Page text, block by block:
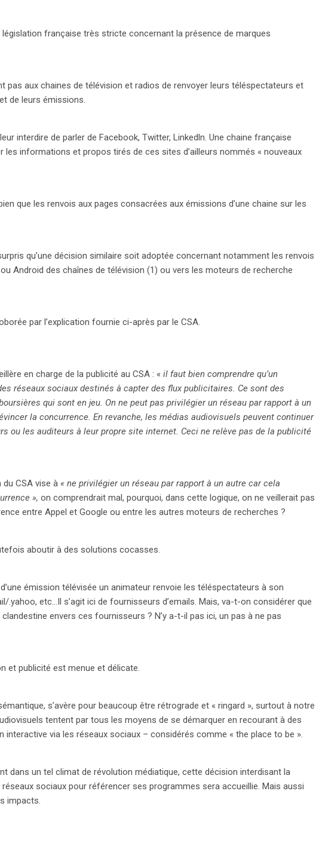
française très stricte concernant la présence de marques
pas aux chaines de télévision et radios de renvoyer leurs téléspectateurs et
de leurs émissions.
interdire de parler de Facebook, Twitter, Linkedln. Une chaine française
informations et propos tirés de ces sites d’ailleurs nommés « nouveaux
que les renvois aux pages consacrées aux émissions d’une chaine sur les
qu’une décision similaire soit adoptée concernant notamment les renvois
Android des chaînes de télévision (1) ou vers les moteurs de recherche
par l’explication fournie ci-après par le CSA.
en charge de la publicité au CSA : « il faut bien comprendre qu’un
réseaux sociaux destinés à capter des flux publicitaires. Ce sont des
qui sont en jeu. On ne peut pas privilégier un réseau par rapport à un
la concurrence. En revanche, les médias audiovisuels peuvent continuer
ou les auditeurs à leur propre site internet. Ceci ne relève pas de la publicité
CSA vise à « ne privilégier un réseau par rapport à un autre car cela
», on comprendrait mal, pourquoi, dans cette logique, on ne veillerait pas
entre Appel et Google ou entre les autres moteurs de recherches ?
aboutir à des solutions cocasses.
émission télévisée un animateur renvoie les téléspectateurs à son
.yahoo, etc…Il s’agit ici de fournisseurs d’emails. Mais, va-t-on considérer que
envers ces fournisseurs ? N’y a-t-il pas ici, un pas à ne pas
et publicité est menue et délicate.
s’avère pour beaucoup être rétrograde et « ringard », surtout à notre
tentent par tous les moyens de se démarquer en recourant à des
interactive via les réseaux sociaux – considérés comme « the place to be ».
dans un tel climat de révolution médiatique, cette décision interdisant la
sociaux pour référencer ses programmes sera accueillie. Mais aussi
impacts.